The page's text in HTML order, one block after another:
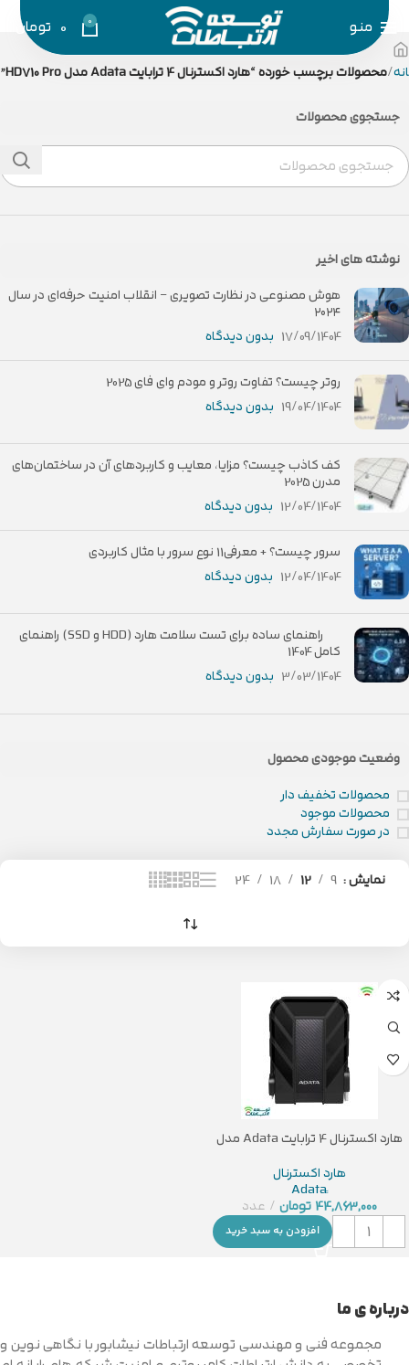
منو 0
0 تومان
محصولات برچسب خورده “هارد اکسترنال 4 ترابایت Adata مدل HD710 Pro”
جستجوی محصولات
نوشته های اخیر
هوش مصنوعی در نظارت تصویری – انقلاب امنیت حرفه‌ای در سال
۲۰۲۴
17/09/1404 بدون دیدگاه
روتر چیست؟ تفاوت روتر و مودم وای فای 2025
19/04/1404 بدون دیدگاه
کف کاذب چیست؟ مزایا، معایب و کاربردهای آن در ساختمان‌های
مدرن 2025
12/04/1404 بدون دیدگاه
سرور چیست؟ + معرفی11 نوع سرور با مثال کاربردی
12/04/1404 بدون دیدگاه
راهنمای ساده برای تست سلامت هارد (HDD و SSD) راهنمای
کامل 1404
3/03/1404 بدون دیدگاه
وضعیت موجودی محصول
محصولات تخفیف دار
محصولات موجود
در صورت سفارش مجدد
نمایش 9
12
18
24
هارد اکسترنال 4 ترابایت Adata مدل
هارد اکسترنال
44,863,000 تومان عدد
افزودن به سبد خرید
درباره ی ما
مجموعه فنی و مهندسی توسعه ارتباطات نیشابور با نگاهی نوین و